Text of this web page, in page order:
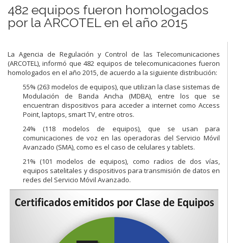
482 equipos fueron homologados
por la ARCOTEL en el año 2015
La Agencia de Regulación y Control de las Telecomunicaciones
(ARCOTEL), informó que 482 equipos de telecomunicaciones fueron
homologados en el año 2015, de acuerdo a la siguiente distribución:
55% (263 modelos de equipos), que utilizan la clase sistemas de
Modulación de Banda Ancha (MDBA), entre los que se
encuentran dispositivos para acceder a internet como Access
Point, laptops, smart TV, entre otros.
24% (118 modelos de equipos), que se usan para
comunicaciones de voz en las operadoras del Servicio Móvil
Avanzado (SMA), como es el caso de celulares y tablets.
21% (101 modelos de equipos), como radios de dos vías,
equipos satelitales y dispositivos para transmisión de datos en
redes del Servicio Móvil Avanzado.